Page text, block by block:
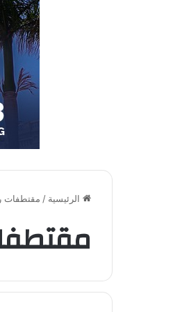
الرئيسية / مقتطفات